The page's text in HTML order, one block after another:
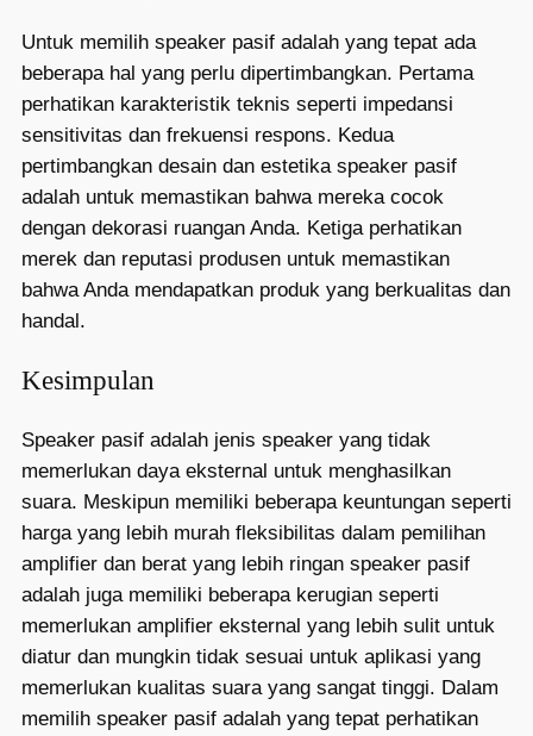
Untuk memilih speaker pasif adalah yang tepat ada
beberapa hal yang perlu dipertimbangkan. Pertama
perhatikan karakteristik teknis seperti impedansi
sensitivitas dan frekuensi respons. Kedua
pertimbangkan desain dan estetika speaker pasif
adalah untuk memastikan bahwa mereka cocok
dengan dekorasi ruangan Anda. Ketiga perhatikan
merek dan reputasi produsen untuk memastikan
bahwa Anda mendapatkan produk yang berkualitas dan
handal.
Kesimpulan
Speaker pasif adalah jenis speaker yang tidak
memerlukan daya eksternal untuk menghasilkan
suara. Meskipun memiliki beberapa keuntungan seperti
harga yang lebih murah fleksibilitas dalam pemilihan
amplifier dan berat yang lebih ringan speaker pasif
adalah juga memiliki beberapa kerugian seperti
memerlukan amplifier eksternal yang lebih sulit untuk
diatur dan mungkin tidak sesuai untuk aplikasi yang
memerlukan kualitas suara yang sangat tinggi. Dalam
memilih speaker pasif adalah yang tepat perhatikan